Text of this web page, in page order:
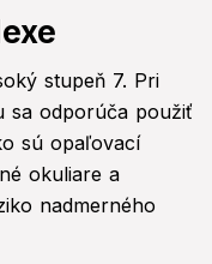
stupeň 7. Pri
sa odporúča použiť
sú opaľovací
okuliare a
nadmerného